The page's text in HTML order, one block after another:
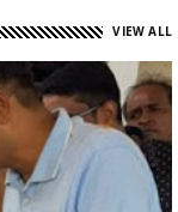
स्कूल, मांझीगुडा कोVIEW ALL